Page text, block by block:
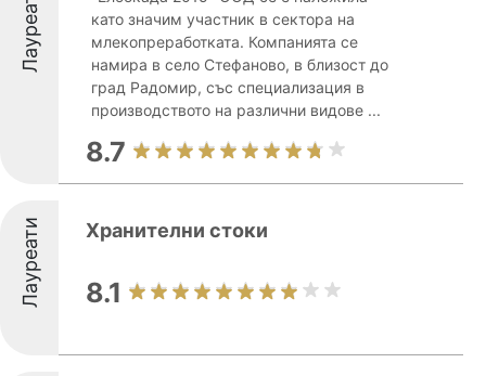
Лауреати
като значим участник в сектора на
млекопреработката. Компанията се
намира в село Стефаново, в близост до
град Радомир, със специализация в
производството на различни видове ...
8.7
Лауреати Хранителни стоки
8.1